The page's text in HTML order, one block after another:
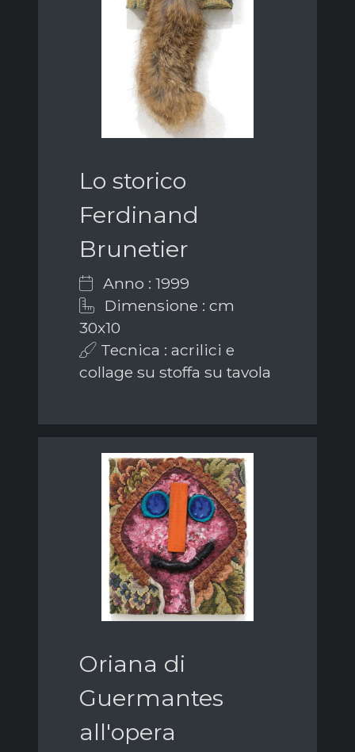
Lo storico
Ferdinand
Brunetier
Anno : 1999
Dimensione : cm
30x10
Tecnica : acrilici e
collage su stoffa su tavola
Oriana di
Guermantes
all'opera